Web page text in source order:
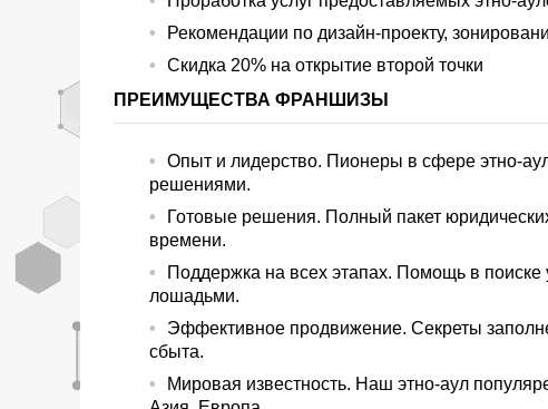
Рекомендации по дизайн-проекту,
Скидка 20% на открытие второй точки
ПРЕИМУЩЕСТВА ФРАНШИЗЫ
Опыт и лидерство. Пионеры в сфере этно-
решениями.
Готовые решения. Полный пакет
времени.
Поддержка на всех этапах. Помощь в поиске
лошадьми.
Эффективное продвижение. Секреты
сбыта.
Мировая известность. Наш этно-аул